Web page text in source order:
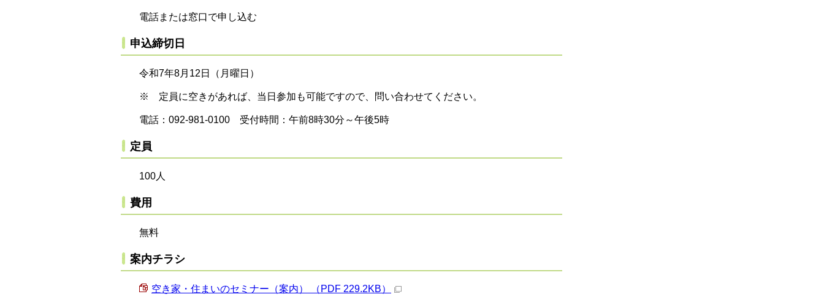
電話または窓口で申し込む
申込締切日
令和7年8月12日（月曜日）
※ 定員に空きがあれば、当日参加も可能ですので、問い合わせてください。
電話：092-981-0100 受付時間：午前8時30分～午後5時
定員
100人
費用
無料
案内チラシ
空き家・住まいのセミナー（案内） （PDF 229.2KB）